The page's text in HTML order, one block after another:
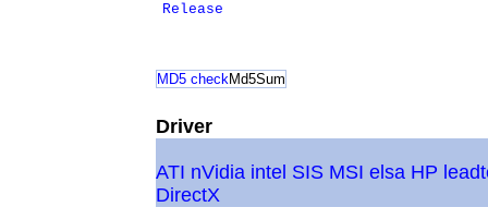
Release
MD5 checkMd5Sum
Driver
ATI nVidia intel SIS MSI elsa HP
DirectX